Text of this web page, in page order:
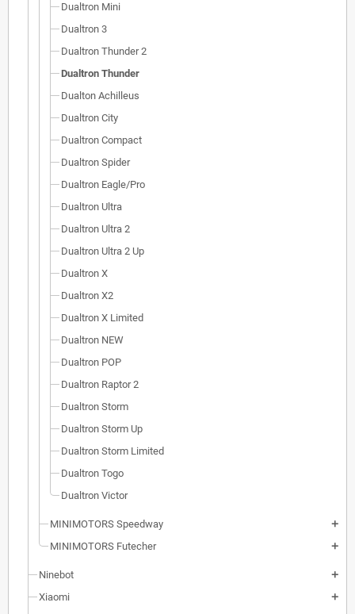
Dualtron Mini
Dualtron 3
Dualtron Thunder 2
Dualtron Thunder
Dualton Achilleus
Dualtron City
Dualtron Compact
Dualtron Spider
Dualtron Eagle/Pro
Dualtron Ultra
Dualtron Ultra 2
Dualtron Ultra 2 Up
Dualtron X
Dualtron X2
Dualtron X Limited
Dualtron NEW
Dualtron POP
Dualtron Raptor 2
Dualtron Storm
Dualtron Storm Up
Dualtron Storm Limited
Dualtron Togo
Dualtron Victor
MINIMOTORS Speedway add
MINIMOTORS Futecher add
Ninebot add
Xiaomi add